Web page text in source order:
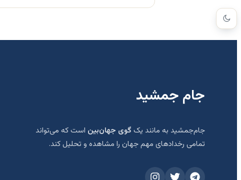
جام جمشید
جام‌جمشید به مانند یک گوی جهان‌بین است که می‌تواند
تمامی رخدادهای مهم جهان را مشاهده و تحلیل کند.